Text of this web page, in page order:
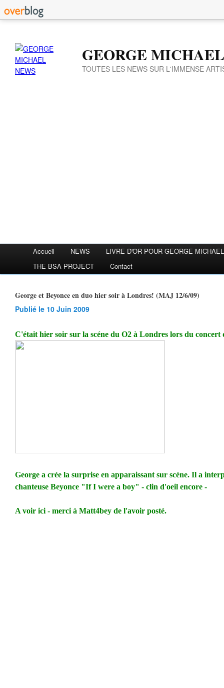
GEORGE
TOUTES LES NEWS SUR L'IMMENSE
Accueil NEWS
LIVRE D'OR POUR GEORGE MICHAEL
THE BSA PROJECT
Contact
George et Beyonce en duo hier soir à Londres! (MAJ 12/6/09)
Publié le 10 Juin 2009
C'était hier soir sur la scéne du O2 à Londres lors du concert
George a crée la surprise en apparaissant sur scéne. Il a
chanteuse Beyonce "If I were a boy" - clin d'oeil encore -
A voir ici - merci à Matt4bey de l'avoir posté.